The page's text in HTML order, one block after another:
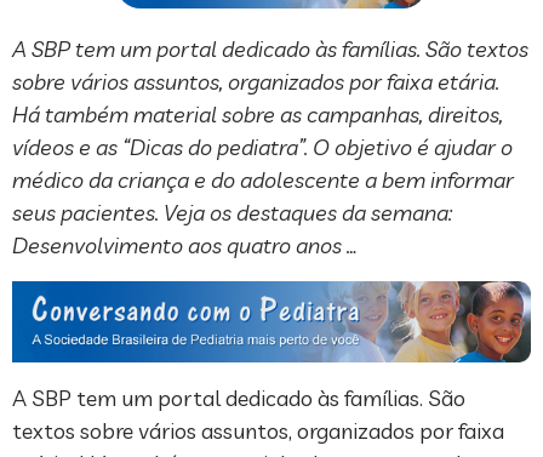
A SBP tem um portal dedicado às famílias. São textos
sobre vários assuntos, organizados por faixa etária.
Há também material sobre as campanhas, direitos,
vídeos e as “Dicas do pediatra”. O objetivo é ajudar o
médico da criança e do adolescente a bem informar
seus pacientes. Veja os destaques da semana:
Desenvolvimento aos quatro anos …
A SBP tem um portal dedicado às famílias. São
textos sobre vários assuntos, organizados por faixa